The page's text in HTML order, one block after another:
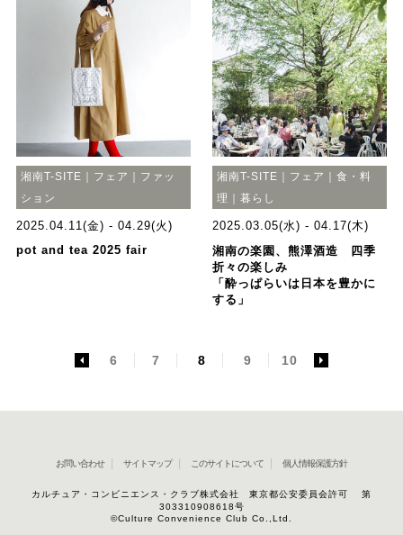
湘南T-SITE｜フェア｜ファッ
ション
2025.04.11(金) - 04.29(火)
pot and tea 2025 fair
湘南T-SITE｜フェア｜食・料
理｜暮らし
2025.03.05(水) - 04.17(木)
湘南の楽園、熊澤酒造 四季
折々の楽しみ
「酔っぱらいは日本を豊かに
する」
6 7 8 9 10
お問い合わせ サイトマップ このサイトについて 個人情報保護方針
カルチュア・コンビニエンス・クラブ株式会社 東京都公安委員会許可 第
303310908618号
©Culture Convenience Club Co.,Ltd.